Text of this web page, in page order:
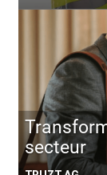
secteur